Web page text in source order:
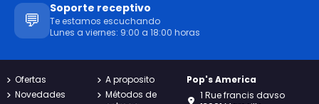
💬
Soporte receptivo
Te estamos escuchando
Lunes a viernes: 9:00 a 18:00 horas
Ofertas
Novedades
A proposito
Métodos de
Pop's America
1 Rue francis davso